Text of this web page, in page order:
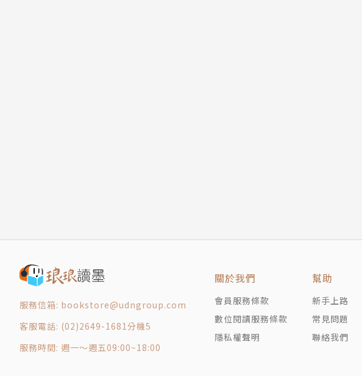
服務信箱: bookstore@udngroup.com
客服電話: (02)2649-1681分機5
服務時間: 週一～週五09:00~18:00
關於我們
會員服務條款
數位閱讀服務條款
隱私權聲明
幫助
新手上路
常見問題
聯絡我們